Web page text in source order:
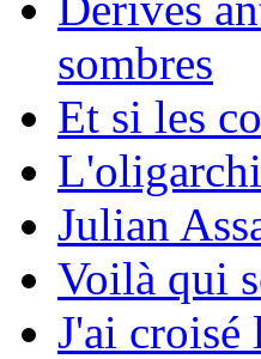
sombres
Et si les
Julian
Voilà qui
J'ai croisé